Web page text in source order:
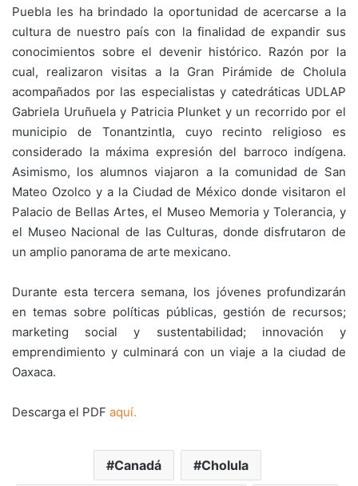
Puebla les ha brindado la oportunidad de acercarse a la
cultura de nuestro país con la finalidad de expandir sus
conocimientos sobre el devenir histórico. Razón por la
cual, realizaron visitas a la Gran Pirámide de Cholula
acompañados por las especialistas y catedráticas UDLAP
Gabriela Uruñuela y Patricia Plunket y un recorrido por el
municipio de Tonantzintla, cuyo recinto religioso es
considerado la máxima expresión del barroco indígena.
Asimismo, los alumnos viajaron a la comunidad de San
Mateo Ozolco y a la Ciudad de México donde visitaron el
Palacio de Bellas Artes, el Museo Memoria y Tolerancia, y
el Museo Nacional de las Culturas, donde disfrutaron de
un amplio panorama de arte mexicano.
Durante esta tercera semana, los jóvenes profundizarán
en temas sobre políticas públicas, gestión de recursos;
marketing social y sustentabilidad; innovación y
emprendimiento y culminará con un viaje a la ciudad de
Oaxaca.
Descarga el PDF aquí.
Canadá Cholula